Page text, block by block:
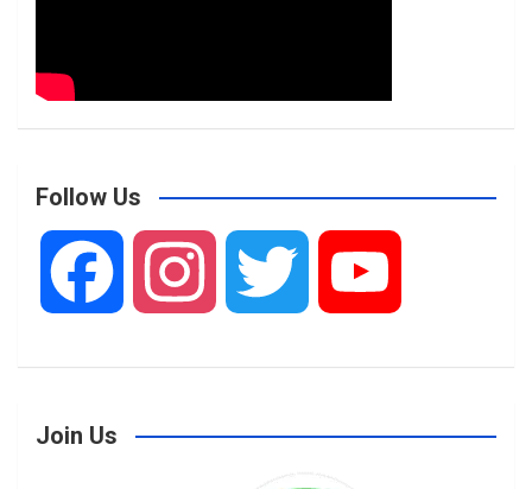
Follow Us
s i u
Join Us